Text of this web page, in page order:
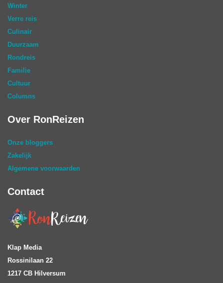
Winter
Verre reis
Culinair
Duurzaam
Rondreis
Familie
Cultuur
Columns
Over RonReizen
Onze bloggers
Zakelijk
Algemene voorwaarden
Contact
Klap Media
Rossinilaan 22
1217 CB Hilversum